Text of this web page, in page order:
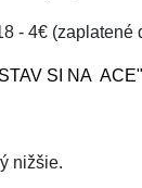
- 4€
SI NA
nižšie.